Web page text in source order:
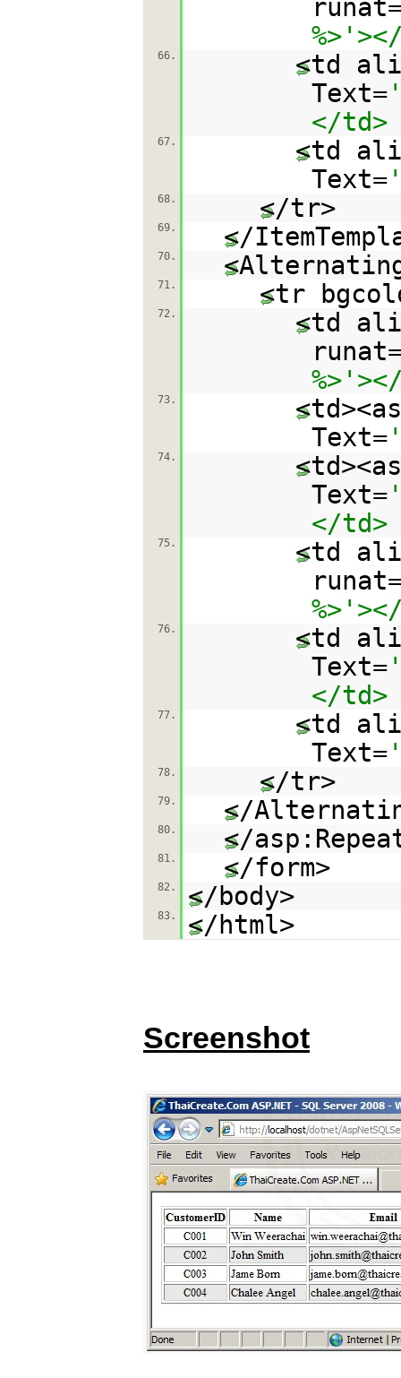
66.
<td
Text=
</td>
67.
<td
Text=
68. </
69. </
70.
71. <tr
72.
<td
73.
Text=
74.
Text=
</td>
75.
<td
76.
<td
Text=
</td>
77.
<td
Text=
78. </
79. </
80. </
81. </form>
82. </body>
83. </html>
Screenshot